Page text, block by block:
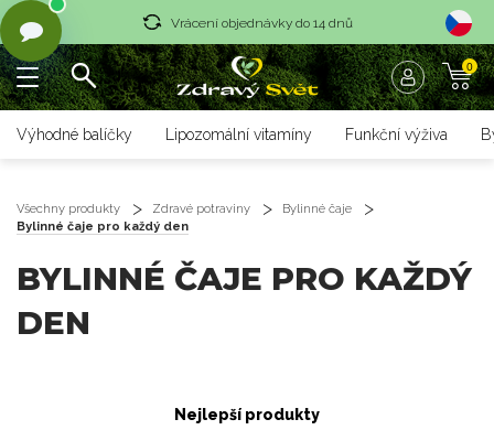
Vrácení objednávky do 14 dnů
Rychlé dodání <36 hodin
Rychlé dodání <36 hodin
0
Výhodné balíčky Lipozomální vitamíny Funkční výživa
Všechny produkty Zdravé potraviny
Bylinné čaje
Bylinné čaje pro každý den
BYLINNÉ ČAJE PRO KAŽDÝ
DEN
Nejlepší produkty